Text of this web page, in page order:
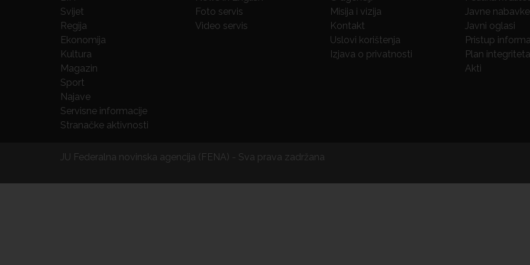
Svijet
Regija
Ekonomija
Kultura
Magazin
Sport
Najave
Servisne informacije
Stranačke aktivnosti
Foto servis
Video servis
Misija i vizija
Kontakt
Uslovi korištenja
Izjava o privatnosti
Javne nabavke
Javni oglasi
Pristup
Plan integriteta
Akti
JU Federalna novinska agencija (FENA) - Sva prava zadržana